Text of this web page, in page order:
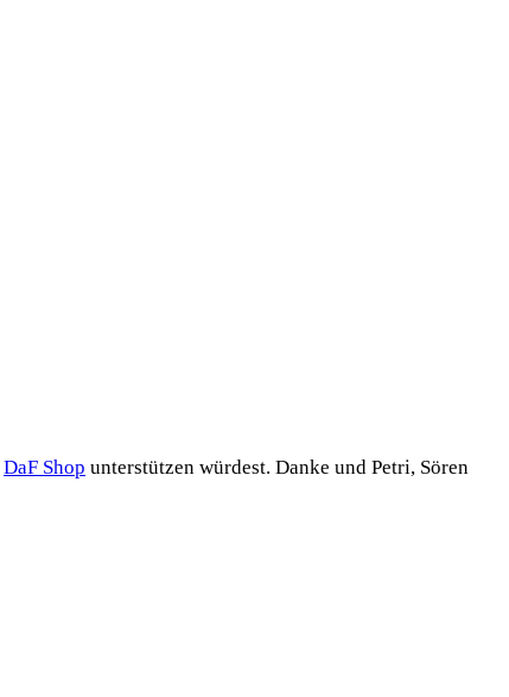
DaF Shop unter­stüt­zen wür­dest. Dan­ke und Petri, Sören